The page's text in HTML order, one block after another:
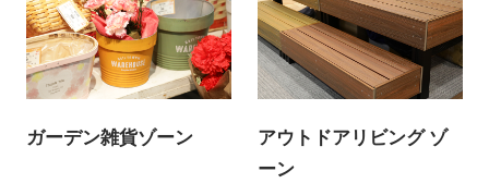
ガーデン雑貨ゾーン
アウトドアリビング ゾ
ーン